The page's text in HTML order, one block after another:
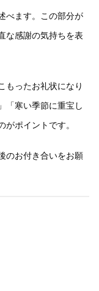
べます。この部分が
な感謝の気持ちを表
もったお礼状になり
「寒い季節に重宝し
ポイントです。
のお付き合いをお願